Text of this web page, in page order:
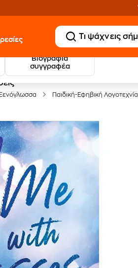
Βιογραφία
συγγραφέα20 € Public επιστροφή
με Snappi
Παιδική-Εφηβική Λογοτεχνία